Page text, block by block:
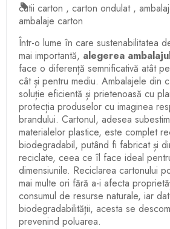
cutii carton , carton ondulat,
ambalaje carton
Într-o lume în care sustenabilitatea
mai importantă, alegerea
face o diferență semnificativă atât
cât și pentru mediu. Ambalajele din
soluție eficientă și prietenoasă cu
protecția produselor cu imaginea
brandului. Cartonul, adesea
materialelor plastice, este complet
biodegradabil, putând fi fabricat și
reciclate, ceea ce îl face ideal
dimensiunile. Reciclarea cartonului
mai multe ori fără a-i afecta
consumul de resurse naturale, iar
biodegradabilității, acesta se
prevenind poluarea.